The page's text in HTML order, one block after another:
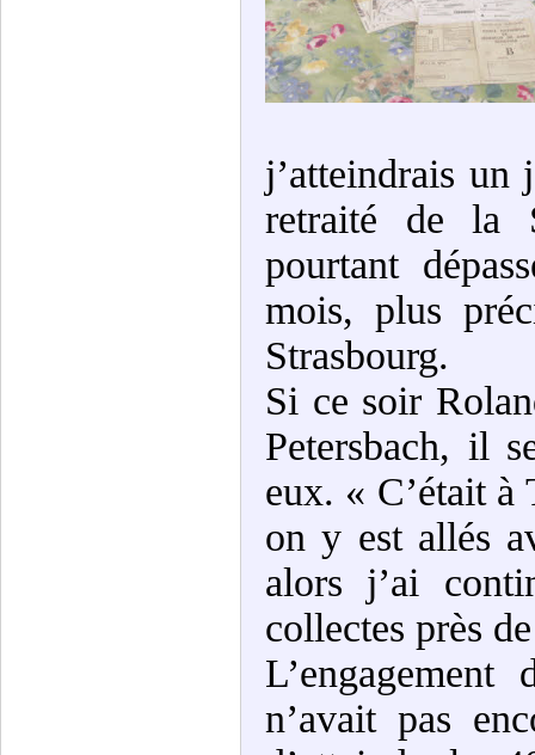
j’atteindrais un
retraité de la
pourtant
mois, plus
Strasbourg.
Si ce soir
Petersbach, il
eux. « C’était à
on y est allés
alors j’ai
collectes près
n’avait pas